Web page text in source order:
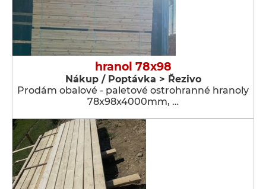
hranol 78x98
Nákup / Poptávka > Řezivo
Prodám obalové - paletové ostrohranné hranoly
78x98x4000mm, …